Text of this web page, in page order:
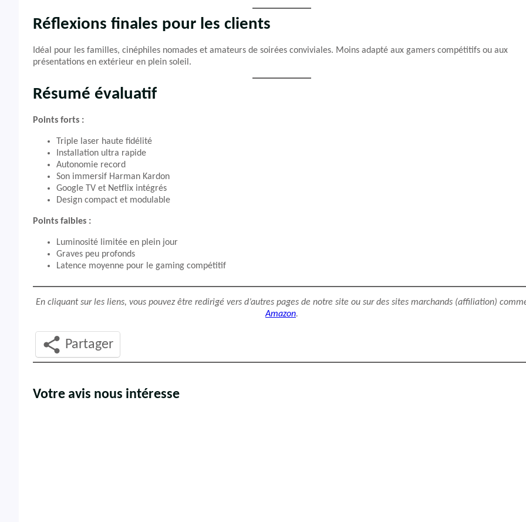
Réflexions finales pour les clients
Idéal pour les familles, cinéphiles nomades et amateurs de soirées conviviales. Moins adapté aux gamers compétitifs ou aux
présentations en extérieur en plein soleil.
Résumé évaluatif
Points forts :
Triple laser haute fidélité
Installation ultra rapide
Autonomie record
Son immersif Harman Kardon
Google TV et Netflix intégrés
Design compact et modulable
Points faibles :
Luminosité limitée en plein jour
Graves peu profonds
Latence moyenne pour le gaming compétitif
En cliquant sur les liens, vous pouvez être redirigé vers d’autres pages de notre site ou sur des sites marchands (affiliation)
Amazon.
Partager
Votre avis nous intéresse